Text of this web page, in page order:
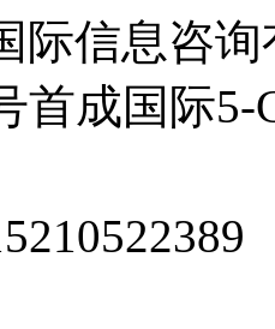
际信息咨
首成国际